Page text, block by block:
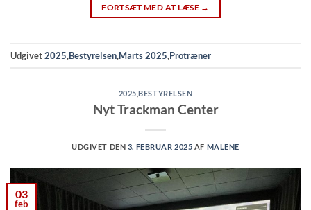
FORTSÆT MED AT LÆSE →
Udgivet2025,Bestyrelsen,Marts 2025,Protræner
2025 ,BESTYRELSEN
Nyt Trackman Center
UDGIVET DEN 3. FEBRUAR 2025 AF MALENE
03
feb